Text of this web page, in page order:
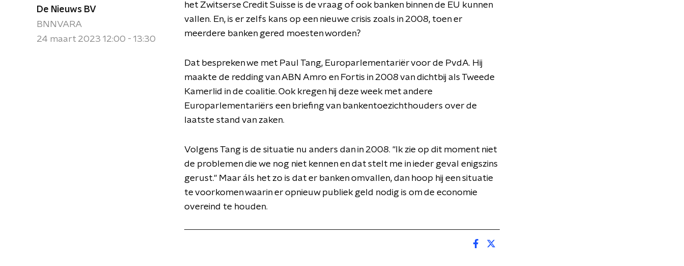
De Nieuws BV
BNNVARA
24 maart 2023 12:00 - 13:30
het Zwitserse Credit Suisse is de vraag of ook banken binnen de EU kunnen
vallen. En, is er zelfs kans op een nieuwe crisis zoals in 2008, toen er
meerdere banken gered moesten worden?
Dat bespreken we met Paul Tang, Europarlementariër voor de PvdA. Hij
maakte de redding van ABN Amro en Fortis in 2008 van dichtbij als Tweede
Kamerlid in de coalitie. Ook kregen hij deze week met andere
Europarlementariërs een briefing van bankentoezichthouders over de
laatste stand van zaken.
Volgens Tang is de situatie nu anders dan in 2008. "Ik zie op dit moment niet
de problemen die we nog niet kennen en dat stelt me in ieder geval enigszins
gerust." Maar áls het zo is dat er banken omvallen, dan hoop hij een situatie
te voorkomen waarin er opnieuw publiek geld nodig is om de economie
overeind te houden.